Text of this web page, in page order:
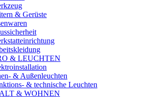
& Gerüste
& LEUCHTEN
& Außenleuchten
& technische Leuchten
& WOHNEN